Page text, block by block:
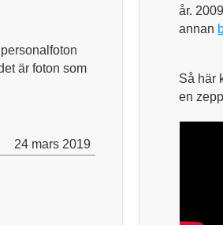
är foton som
24 mars 2019
år.
annan
Så här
en